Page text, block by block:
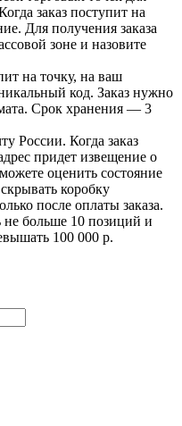
заказ поступит на
Для получения заказа
зоне и назовите
на точку, на ваш
код. Заказ нужно
Срок хранения — 3
России. Когда заказ
придет извещение о
оценить состояние
коробку
после оплаты заказа.
не больше 10 позиций и
100 000 р.